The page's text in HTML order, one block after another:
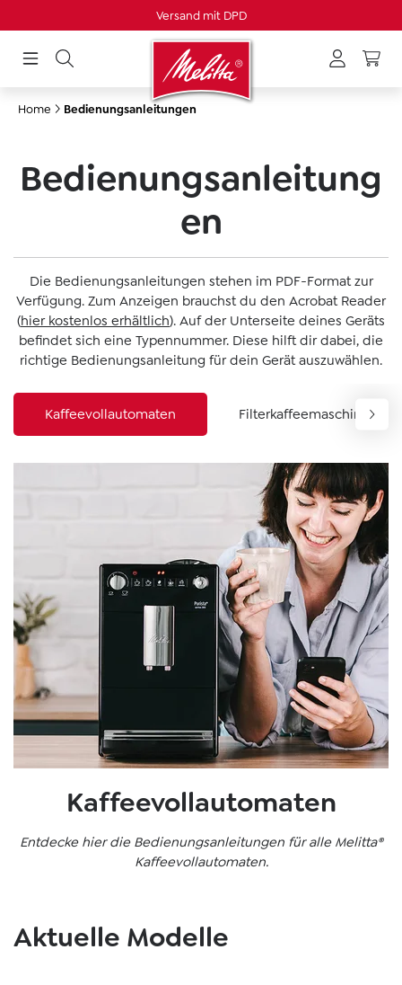
Versand mit DPD
Home Bedienungsanleitungen
Bedienungsanleitung
en
Die Bedienungsanleitungen stehen im PDF-Format zur
Verfügung. Zum Anzeigen brauchst du den Acrobat Reader
(hier kostenlos erhältlich). Auf der Unterseite deines Geräts
befindet sich eine Typennummer. Diese hilft dir dabei, die
richtige Bedienungsanleitung für dein Gerät auszuwählen.
Kaffeevollautomaten Filterkaffeemaschinen
Kaffeevollautomaten
Entdecke hier die Bedienungsanleitungen für alle Melitta®
Kaffeevollautomaten.
Aktuelle Modelle